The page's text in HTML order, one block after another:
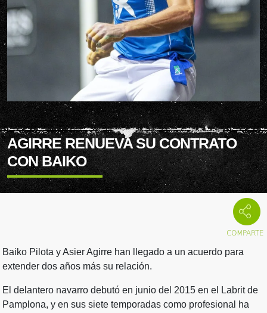
AGIRRE RENUEVA SU CONTRATO
CON BAIKO
Baiko Pilota y Asier Agirre han llegado a un acuerdo para
extender dos años más su relación.
El delantero navarro debutó en junio del 2015 en el Labrit de
Pamplona, y en sus siete temporadas como profesional ha